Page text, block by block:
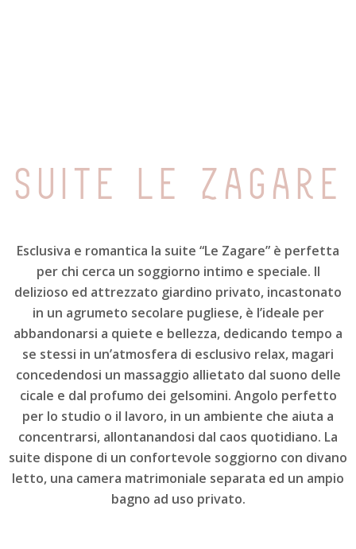
suite le zagare
Esclusiva e romantica la suite “Le Zagare” è perfetta
per chi cerca un soggiorno intimo e speciale. Il
delizioso ed attrezzato giardino privato, incastonato
in un agrumeto secolare pugliese, è l’ideale per
abbandonarsi a quiete e bellezza, dedicando tempo a
se stessi in un’atmosfera di esclusivo relax, magari
concedendosi un massaggio allietato dal suono delle
cicale e dal profumo dei gelsomini. Angolo perfetto
per lo studio o il lavoro, in un ambiente che aiuta a
concentrarsi, allontanandosi dal caos quotidiano. La
suite dispone di un confortevole soggiorno con divano
letto, una camera matrimoniale separata ed un ampio
bagno ad uso privato.